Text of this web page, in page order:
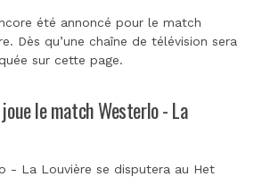
été annoncé pour le match
Dès qu’une chaîne de télévision sera
sur cette page.
le match Westerlo - La
- La Louvière se disputera au Het